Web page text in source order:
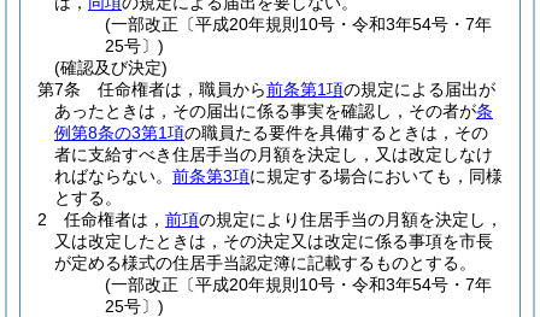
(一部改正〔平成20年規則10号・令和3年54号・7年
25号〕)
(確認及び決定)
第7条
任命権者は，職員から前条第1項の規定による届出が
あったときは，その届出に係る事実を確認し，その者が条
例第8条の3第1項の職員たる要件を具備するときは，その
者に支給すべき住居手当の月額を決定し，又は改定しなけ
ればならない。 前条第3項に規定する場合においても，同様
とする。
2
任命権者は， 前項の規定により住居手当の月額を決定し，
又は改定したときは，その決定又は改定に係る事項を市長
が定める様式の住居手当認定簿に記載するものとする。
(一部改正〔平成20年規則10号・令和3年54号・7年
25号〕)